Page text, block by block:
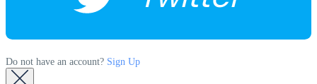
Do not have an account? Sign Up